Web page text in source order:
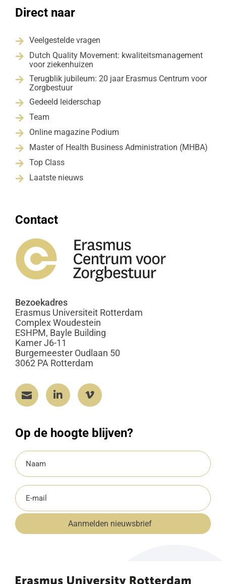
Direct naar
 Veelgestelde vragen

Dutch Quality Movement: kwaliteitsmanagement
voor ziekenhuizen

Terugblik jubileum: 20 jaar Erasmus Centrum voor
Zorgbestuur
 Gedeeld leiderschap
 Team
 Online magazine Podium
 Master of Health Business Administration (MHBA)
 Top Class
 Laatste nieuws
Contact
Bezoekadres
Erasmus Universiteit Rotterdam
Complex Woudestein
ESHPM, Bayle Building
Kamer J6-11
Burgemeester Oudlaan 50
3062 PA Rotterdam
  
Op de hoogte blijven?
Naam
(Vereist)
E-
mailadres
(Vereist) Aanmelden nieuwsbrief